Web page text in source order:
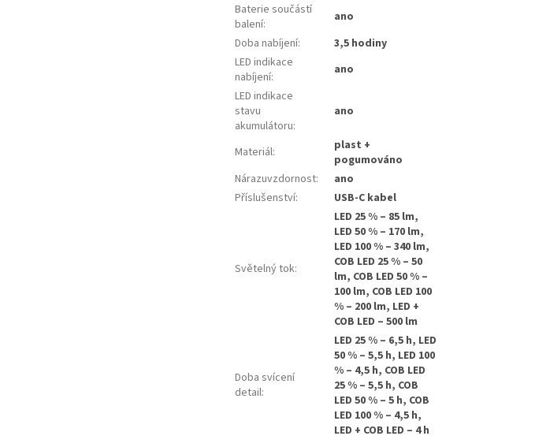
Baterie součástí
balení:
ano
Doba nabíjení:
3,5 hodiny
LED indikace
nabíjení:
ano
LED indikace
stavu
akumulátoru:
ano
Materiál:
plast +
pogumováno
Nárazuvzdornost:
ano
Příslušenství: USB-C kabel
Světelný tok:
LED 25 % – 85 lm,
LED 50 % – 170 lm,
LED 100 % – 340 lm,
COB LED 25 % – 50
lm, COB LED 50 % –
100 lm, COB LED 100
% – 200 lm, LED +
COB LED – 500 lm
Doba svícení
detail:
LED 25 % – 6,5 h, LED
50 % – 5,5 h, LED 100
% – 4,5 h, COB LED
25 % – 5,5 h, COB
LED 50 % – 5 h, COB
LED 100 % – 4,5 h,
LED + COB LED – 4 h